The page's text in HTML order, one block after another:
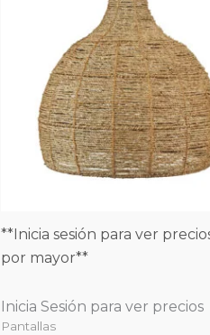
**Inicia sesión para ver
por mayor**
Inicia Sesión para ver precios
Pantallas